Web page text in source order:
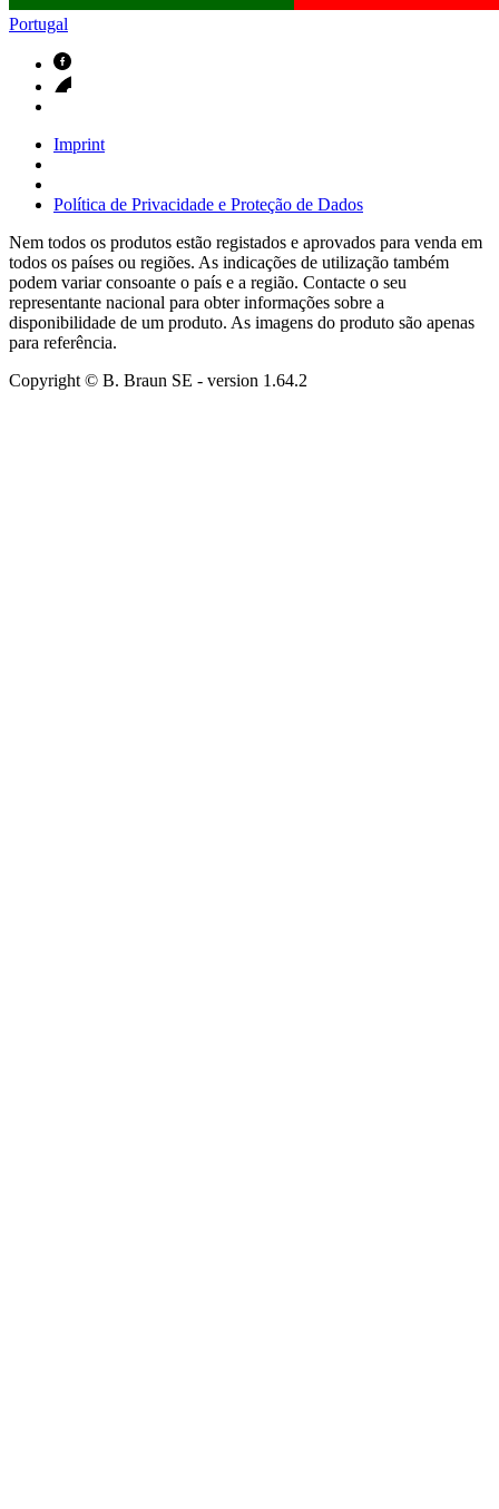
Portugal
Imprint
Política de Privacidade e Proteção de Dados
Nem todos os produtos estão registados e aprovados para venda em
todos os países ou regiões. As indicações de utilização também
podem variar consoante o país e a região. Contacte o seu
representante nacional para obter informações sobre a
disponibilidade de um produto. As imagens do produto são apenas
para referência.
Copyright © B. Braun SE - version 1.64.2